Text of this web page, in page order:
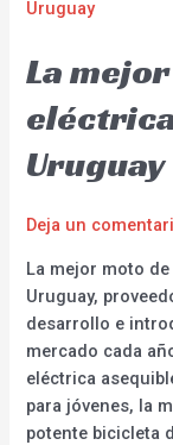
La
Uruguay
Deja un
La mejor moto
Uruguay,
desarrollo e
mercado cada
eléctrica
para jóvenes, la
potente bicicleta